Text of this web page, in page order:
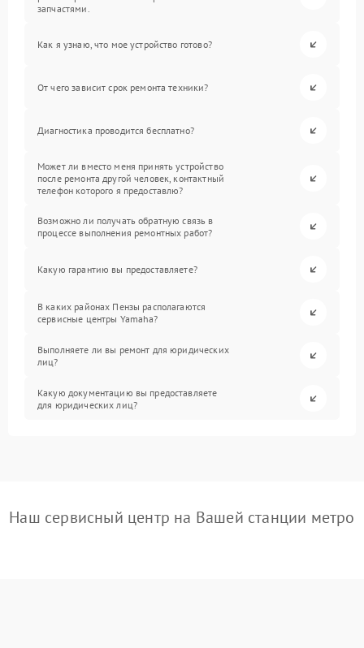
запчастями.
Как я узнаю, что мое устройство готово?
От чего зависит срок ремонта техники?
Диагностика проводится бесплатно?
Может ли вместо меня принять устройство
после ремонта другой человек, контактный
телефон которого я предоставлю?
Возможно ли получать обратную связь в
процессе выполнения ремонтных работ?
Какую гарантию вы предоставляете?
В каких районах Пензы располагаются
сервисные центры Yamaha?
Выполняете ли вы ремонт для юридических
лиц?
Какую документацию вы предоставляете
для юридических лиц?
Наш сервисный центр на Вашей станции метро